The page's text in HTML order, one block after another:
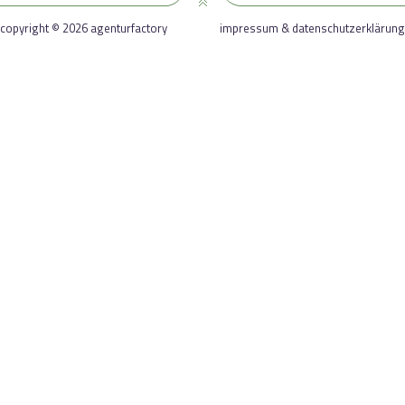
copyright © 2026 agenturfactory impressum & datenschutzerklärung